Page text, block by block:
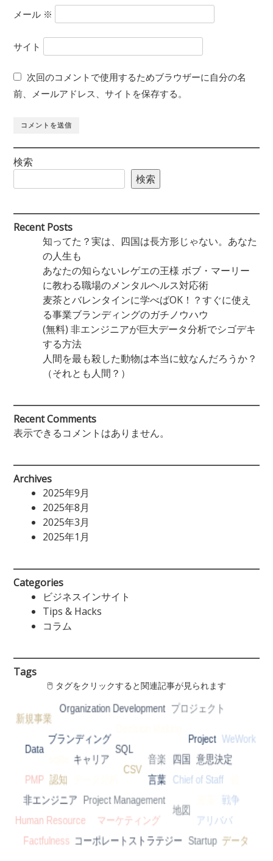
メール ※
サイト
次回のコメントで使用するためブラウザーに自分の名
前、メールアドレス、サイトを保存する。
検索
検索
Recent Posts
知ってた？実は、四国は長方形じゃない。あなた
の人生も
あなたの知らないレゲエの王様 ボブ・マーリー
に教わる職場のメンタルヘルス対応術
麦茶とバレンタインに学べばOK！？すぐに使え
る事業ブランディングのガチノウハウ
(無料) 非エンジニアが巨大データ分析でシゴデキ
する方法
人間を最も殺した動物は本当に蚊なんだろうか？
（それとも人間？）
Recent Comments
表示できるコメントはありません。
Archives
2025年9月
2025年8月
2025年3月
2025年1月
Categories
ビジネスインサイト
Tips & Hacks
コラム
Tags
🖱 タグをクリックすると関連記事が見られます